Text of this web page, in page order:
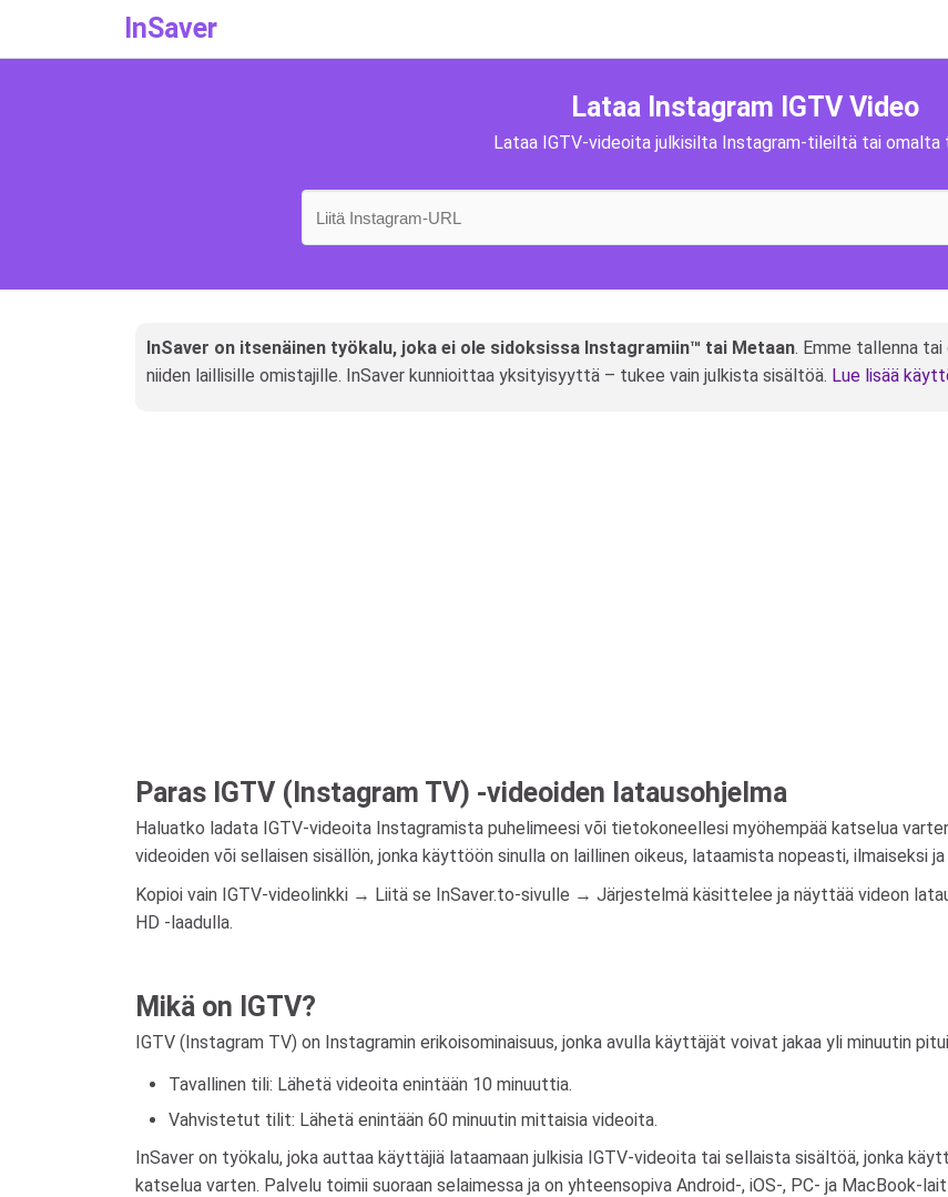
InSaver
Lataa Instagram IGTV Video
Lataa IGTV-videoita julkisilta Instagram-tileiltä tai omalta
InSaver on itsenäinen työkalu, joka ei ole sidoksissa Instagramiin™ tai Metaan. Emme tallenna
niiden laillisille omistajille. InSaver kunnioittaa yksityisyyttä – tukee vain julkista sisältöä. Lue lisää
Paras IGTV (Instagram TV) -videoiden latausohjelma
Haluatko ladata IGTV-videoita Instagramista puhelimeesi või tietokoneellesi myöhempää katselua
videoiden või sellaisen sisällön, jonka käyttöön sinulla on laillinen oikeus, lataamista nopeasti, ilmaiseksi
Kopioi vain IGTV-videolinkki → Liitä se InSaver.to-sivulle → Järjestelmä käsittelee ja näyttää videon
HD -laadulla.
Mikä on IGTV?
IGTV (Instagram TV) on Instagramin erikoisominaisuus, jonka avulla käyttäjät voivat jakaa yli minuutin
Tavallinen tili: Lähetä videoita enintään 10 minuuttia.
Vahvistetut tilit: Lähetä enintään 60 minuutin mittaisia ​​videoita.
InSaver on työkalu, joka auttaa käyttäjiä lataamaan julkisia IGTV-videoita tai sellaista sisältöä, jonka
katselua varten. Palvelu toimii suoraan selaimessa ja on yhteensopiva Android-, iOS-, PC- ja MacBook-